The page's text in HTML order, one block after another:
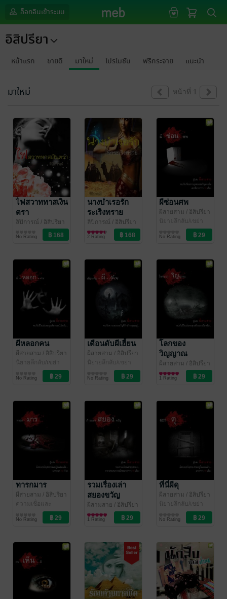
ล็อกอินเข้าระบบ
อิสิปรียา
หน้าแรก ขายดี มาใหม่ โปรโมชัน ฟรีกระจาย แนะนำ
มาใหม่ หน้าที่ 1
ไฟสวาททาสเงิน
ตรา
ลิปิการณ์ / อิสิปรียา
นิยายโรมานซ์
No Rating
นางบำเรอรัก
ระเริงทราย
ลิปิการณ์ / อิสิปรียา
นิยายโรมานซ์
2 Rating
ผีซ่อนศพ
ผีสายสาม / อิสิปรียา
นิยายลึกลับ/เขย่า
No Rating
ผีหลอกคน
ผีสายสาม / อิสิปรียา
นิยายลึกลับ/เขย่า
No Rating
เดือนดับผีเฮี้ยน
ผีสายสาม / อิสิปรียา
นิยายลึกลับ/เขย่า
No Rating
โลกของ
วิญญาณ
ผีสายสาม / อิสิปรียา
นิยายลึกลับ/เขย่า
ขวัญ
1 Rating
ทารกมาร
ผีสายสาม / อิสิปรียา
ความเชื่อและ
ศาสนา/พระเครื่อง
No Rating
รวมเรื่องเล่า
สยองขวัญ
ผีสามสาย / อิสิปรียา
นิยายลึกลับ/เขย่า
ขวัญ
1 Rating
ที่นี่ผีดุ
ผีสายสาม / อิสิปรียา
นิยายลึกลับ/เขย่า
No Rating